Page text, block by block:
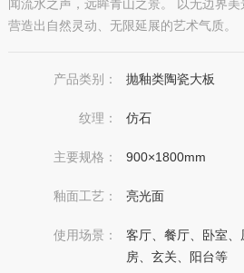
闻流水之声，远眸青山之景。 以无边界
营造出自然灵动、无限延展的艺术气质。
产品类别： 抛釉类陶瓷大板
纹理： 仿石
主要规格： 900×1800mm
釉面工艺： 亮光面
使用场景：
客厅、餐厅、卧室
房、玄关、阳台等